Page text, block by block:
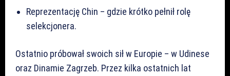
Reprezentację Chin – gdzie krótko pełnił rolę
selekcjonera.
Ostatnio próbował swoich sił w Europie – w Udinese
oraz Dinamie Zagrzeb. Przez kilka ostatnich lat